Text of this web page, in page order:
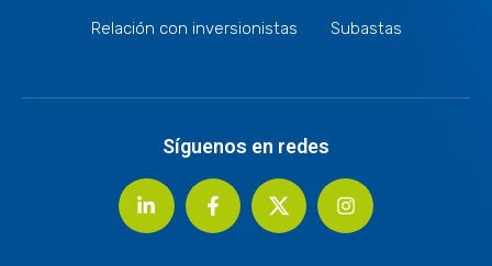
Relación con inversionistas
Subastas
Síguenos en redes